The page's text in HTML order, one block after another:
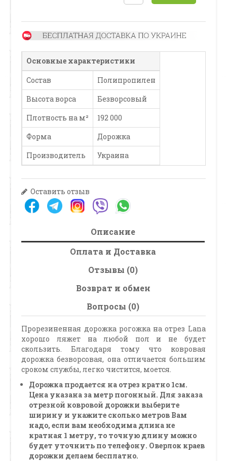
Основные характеристики
Состав
Полипропилен
Высота ворса
Безворсовый
Плотность на м²
192 000
Форма
Дорожка
Производитель
Украина
Оставить отзыв
Описание
Оплата и Доставка
Отзывы (0)
Возврат и обмен
Вопросы (0)
Прорезиненная дорожка рогожка на отрез Lana
хорошо ляжет на любой пол и не будет
скользить. Благодаря тому что ковровая
дорожка безворсовая, она отличается большим
сроком службы, легко чистится, моется.
Дорожка продается на отрез кратно 1см.
Цена указана за метр погонный. Для заказа
отрезной ковровой дорожки выберите
ширину и укажите сколько метров Вам
надо, если вам необходима длина не
кратная 1 метру, то точную длину можно
будет уточнить по телефону. Оверлок краев
дорожки делаем бесплатно.